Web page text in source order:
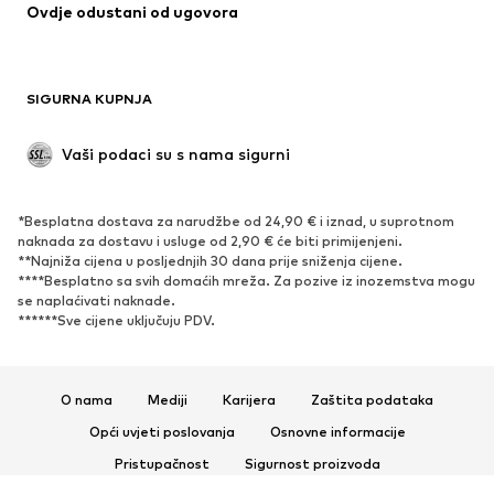
Kaputi
Posebne prigode
OBUĆA
Novo
Popularno
Tenisice
Salonke & visoke pete
Sportska obuća
Balerinke
Papuče
Ovdje odustani od ugovora
SIGURNA KUPNJA
Vaši podaci su s nama sigurni
*Besplatna dostava za narudžbe od 24,90 € i iznad, u suprotnom
naknada za dostavu i usluge od 2,90 € će biti primijenjeni.
**Najniža cijena u posljednjih 30 dana prije sniženja cijene.
****Besplatno sa svih domaćih mreža. Za pozive iz inozemstva mogu
se naplaćivati ​​naknade.
******Sve cijene uključuju PDV.
O nama Mediji Karijera
Zaštita podataka
Opći uvjeti poslovanja
Osnovne informacije
Pristupačnost
Sigurnost proizvoda